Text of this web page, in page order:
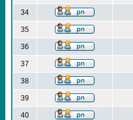
34
35
36
37
38
39
40